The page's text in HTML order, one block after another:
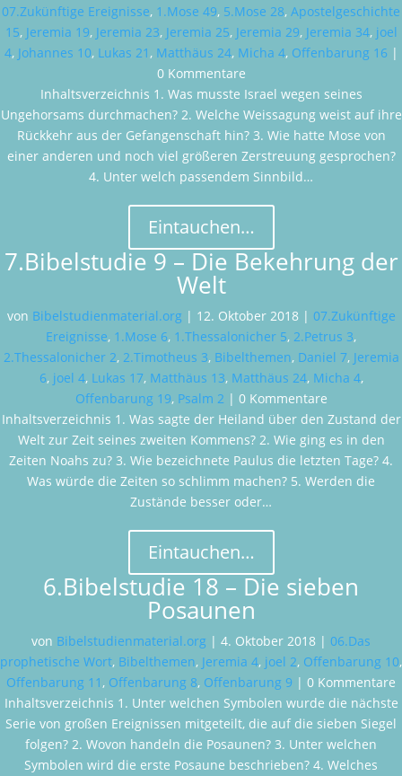
07.Zukünftige Ereignisse, 1.Mose 49, 5.Mose 28, Apostelgeschichte
15, Jeremia 19, Jeremia 23, Jeremia 25, Jeremia 29, Jeremia 34, joel
4, Johannes 10, Lukas 21 , Matthäus 24, Micha 4, Offenbarung 16 |
0 Kommentare
Inhaltsverzeichnis 1. Was musste Israel wegen seines
Ungehorsams durchmachen? 2. Welche Weissagung weist auf ihre
Rückkehr aus der Gefangenschaft hin? 3. Wie hatte Mose von
einer anderen und noch viel größeren Zerstreuung gesprochen?
4. Unter welch passendem Sinnbild…
Eintauchen…
7.Bibelstudie 9 – Die Bekehrung der
Welt
von Bibelstudienmaterial.org | 12. Oktober 2018| 07.Zukünftige
Ereignisse, 1.Mose 6, 1.Thessalonicher 5, 2.Petrus 3,
2.Thessalonicher 2, 2.Timotheus 3, Bibelthemen, Daniel 7, Jeremia
6, joel 4, Lukas 17, Matthäus 13, Matthäus 24, Micha 4,
Offenbarung 19, Psalm 2 | 0 Kommentare
Inhaltsverzeichnis 1. Was sagte der Heiland über den Zustand der
Welt zur Zeit seines zweiten Kommens? 2. Wie ging es in den
Zeiten Noahs zu? 3. Wie bezeichnete Paulus die letzten Tage? 4.
Was würde die Zeiten so schlimm machen? 5. Werden die
Zustände besser oder…
Eintauchen…
6.Bibelstudie 18 – Die sieben
Posaunen
von Bibelstudienmaterial.org | 4. Oktober 2018 | 06.Das
prophetische Wort, Bibelthemen, Jeremia 4, joel 2, Offenbarung 10,
Offenbarung 11 , Offenbarung 8, Offenbarung 9 | 0 Kommentare
Inhaltsverzeichnis 1. Unter welchen Symbolen wurde die nächste
Serie von großen Ereignissen mitgeteilt, die auf die sieben Siegel
folgen? 2. Wovon handeln die Posaunen? 3. Unter welchen
Symbolen wird die erste Posaune beschrieben? 4. Welches